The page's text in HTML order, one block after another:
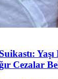
Cezalar